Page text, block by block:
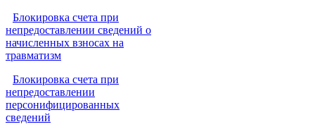
Блокировка счета при
непредоставлении сведений о
начисленных взносах на
травматизм
Блокировка счета при
непредоставлении
персонифицированных
сведений